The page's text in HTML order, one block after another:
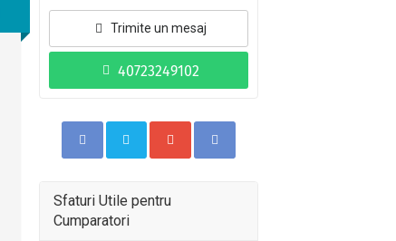
Trimite un mesaj
Sfaturi Utile pentru
Cumparatori